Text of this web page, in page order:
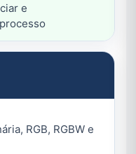
e
RGB, RGBW e